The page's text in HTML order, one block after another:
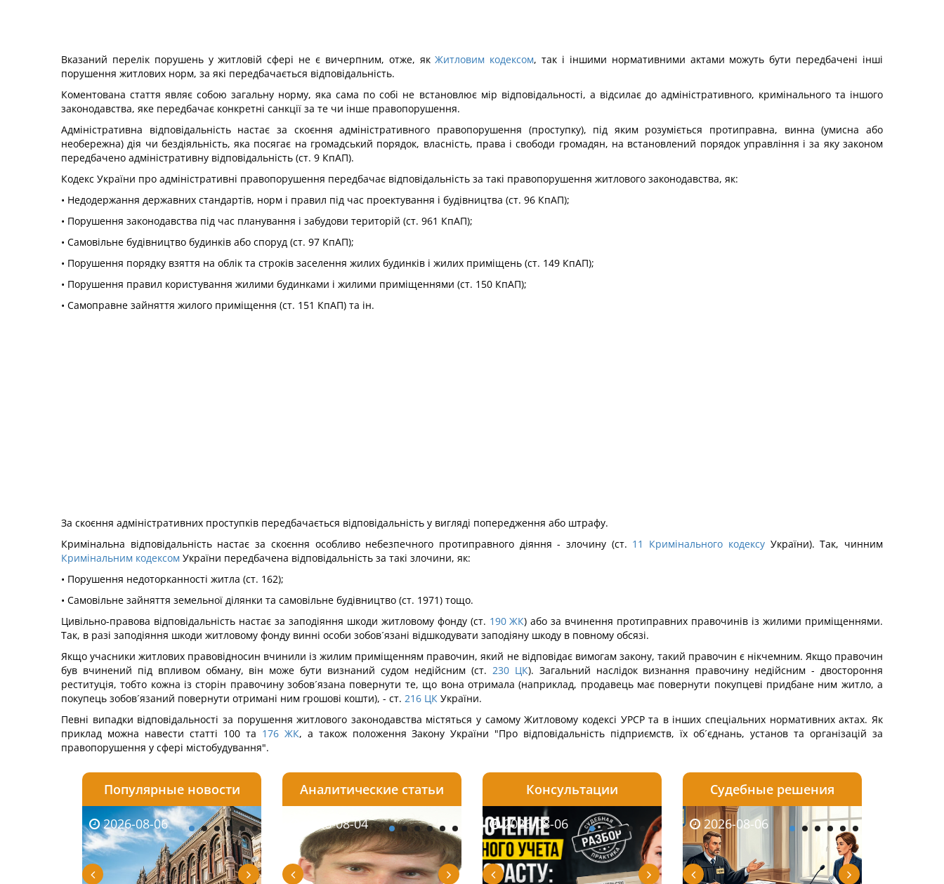
Вказаний перелік порушень у житловій сфері не є вичерпним, отже, якЖитловим кодексом, так і іншими нормативними актами можуть бути передбачені інші
порушення житлових норм, за які передбачається відповідальність.
Коментована стаття являє собою загальну норму, яка сама по собі не встановлює мір відповідальності, а відсилає до адміністративного, кримінального та іншого
законодавства, яке передбачає конкретні санкції за те чи інше правопорушення.
Адміністративна відповідальність настає за скоєння адміністративного правопорушення (проступку), під яким розуміється протиправна, винна (умисна або
необережна) дія чи бездіяльність, яка посягає на громадський порядок, власність, права і свободи громадян, на встановлений порядок управління і за яку законом
передбачено адміністративну відповідальність (ст. 9 КпАП).
Кодекс України про адміністративні правопорушення передбачає відповідальність за такі правопорушення житлового законодавства, як:
• Недодержання державних стандартів, норм і правил під час проектування і будівництва (ст. 96 КпАП);
• Порушення законодавства під час планування і забудови територій (ст. 961 КпАП);
• Самовільне будівництво будинків або споруд (ст. 97 КпАП);
• Порушення порядку взяття на облік та строків заселення жилих будинків і жилих приміщень (ст. 149 КпАП);
• Порушення правил користування жилими будинками і жилими приміщеннями (ст. 150 КпАП);
• Самоправне зайняття жилого приміщення (ст. 151 КпАП) та ін.
За скоєння адміністративних проступків передбачається відповідальність у вигляді попередження або штрафу.
Кримінальна відповідальність настає за скоєння особливо небезпечного протиправного діяння - злочину (ст. 11 Кримінального кодексуУкраїни). Так, чинним
Кримінальним кодексом України передбачена відповідальність за такі злочини, як:
• Порушення недоторканності житла (ст. 162);
• Самовільне зайняття земельної ділянки та самовільне будівництво (ст. 1971) тощо.
Цивільно-правова відповідальність настає за заподіяння шкоди житловому фонду (ст. 190ЖК) або за вчинення протиправних правочинів із жилими приміщеннями.
Так, в разі заподіяння шкоди житловому фонду винні особи зобов´язані відшкодувати заподіяну шкоду в повному обсязі.
Якщо учасники житлових правовідносин вчинили із жилим приміщенням правочин, який не відповідає вимогам закону, такий правочин є нікчемним. Якщо правочин
був вчинений під впливом обману, він може бути визнаний судом недійсним (ст. 230 ЦК). Загальний наслідок визнання правочину недійсним - двостороння
реституція, тобто кожна із сторін правочину зобов´язана повернути те, що вона отримала (наприклад, продавець має повернути покупцеві придбане ним житло, а
покупець зобов´язаний повернути отримані ним грошові кошти), - ст. 216 ЦК України.
Певні випадки відповідальності за порушення житлового законодавства містяться у самому Житловому кодексі УРСР та в інших спеціальних нормативних актах. Як
приклад можна навести статті 100 та 176 ЖК, а також положення Закону України "Про відповідальність підприємств, їх об´єднань, установ та організацій за
правопорушення у сфері містобудування".
Популярные новости
2026-08-06 2026-08-06 2026-08-06 2026-08-05 2026-08-05
Аналитические статьи
2026-08-03 2026-08-04 2026-08-04 2026-08-03 2026-08-03
Консультации
2026-08-05 2026-08-06 2026-08-06 2026-08-06
Судебные решения
2026-07-30 2026-08-06